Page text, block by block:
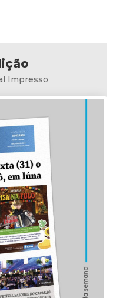
Impresso